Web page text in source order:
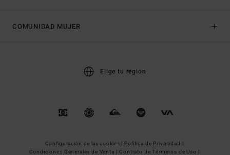
COMUNIDAD MUJER
Elige tu región
Configuración de las cookies | Política de Privacidad |
Condiciones Generales de Venta | Contrato de Términos de Uso |